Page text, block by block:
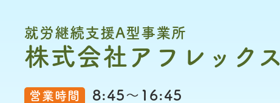
就労継続支援A型事業所
株式会社アフレックス
営業時間 8:45～16:45